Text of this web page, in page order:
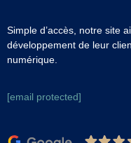
Simple d’accès, notre site
développement de leur
numérique.
[email protected]